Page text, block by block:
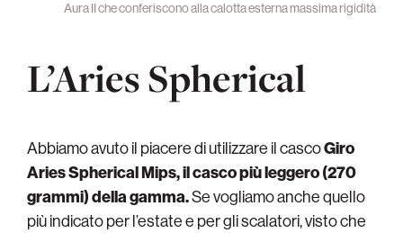
Aura II che conferiscono alla calotta esterna massima rigidità
L’Aries Spherical
Abbiamo avuto il piacere di utilizzare il cascoGiro
Aries Spherical Mips, il casco più leggero (270
grammi) della gamma.Se vogliamo anche quello
più indicato per l’estate e per gli scalatori, visto che